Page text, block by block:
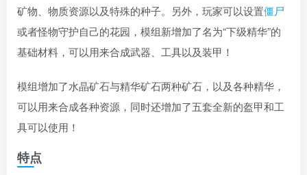
矿物、物质资源以及特殊的种子。另外，玩家可以设置僵尸
或者怪物守护自己的花园，模组新增加了名为“下级精华”的
基础材料，可以用来合成武器、工具以及装甲！
模组增加了水晶矿石与精华矿石两种矿石，以及各种精华，
可以用来合成各种资源，同时还增加了五套全新的盔甲和工
具可以使用！
特点